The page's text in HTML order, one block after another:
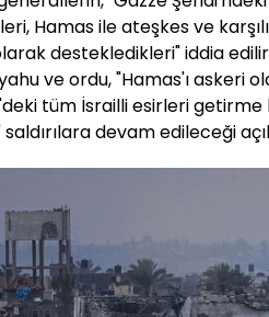
Hamas ile ateşkes ve
destekledikleri" iddia
ve ordu, "Hamas'ı askeri
tüm İsrailli esirleri
devam edileceği